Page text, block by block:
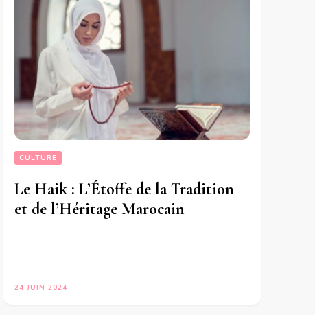
CULTURE
Le Haik : L’Étoffe de la Tradition
et de l’Héritage Marocain
24 JUIN 2024